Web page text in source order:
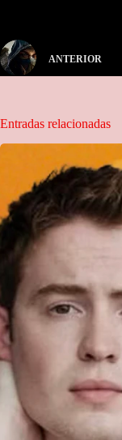
ANTERIOR
Entradas relacionadas